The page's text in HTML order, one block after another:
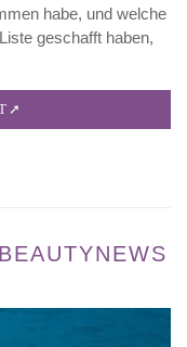
habe, und welche
geschafft haben,